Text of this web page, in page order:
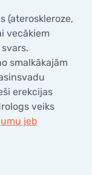
(ateroskleroze,
vecākiem
smalkākajām
erekcijas
veiks
jeb